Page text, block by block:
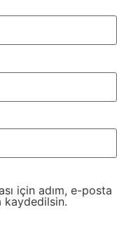
için adım, e-posta
kaydedilsin.